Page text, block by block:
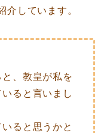
介しています。
、教皇が私を
ると言いまし
ると思うかと